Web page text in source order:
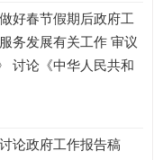
好春节假期后政府工
务发展有关工作 审议
讨论《中华人民共和
论政府工作报告稿